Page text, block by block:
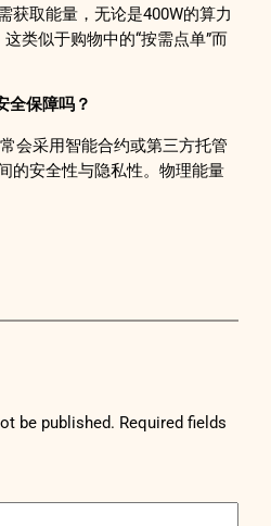
获取能量，无论是400W的算力
类似于购物中的“按需点单”而
全保障吗？
会采用智能合约或第三方托管
的安全性与隐私性。物理能量
be published. Required fields